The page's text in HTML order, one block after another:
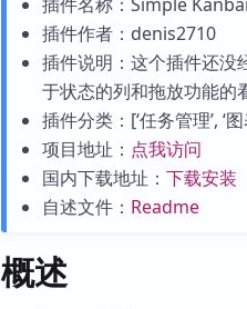
插件作者：denis2710
插件说明：这个插件还
于状态的列和拖放功能的
插件分类：[‘任务管理’, ‘
项目地址： 点我访问
国内下载地址： 下载安装
自述文件： Readme
概述